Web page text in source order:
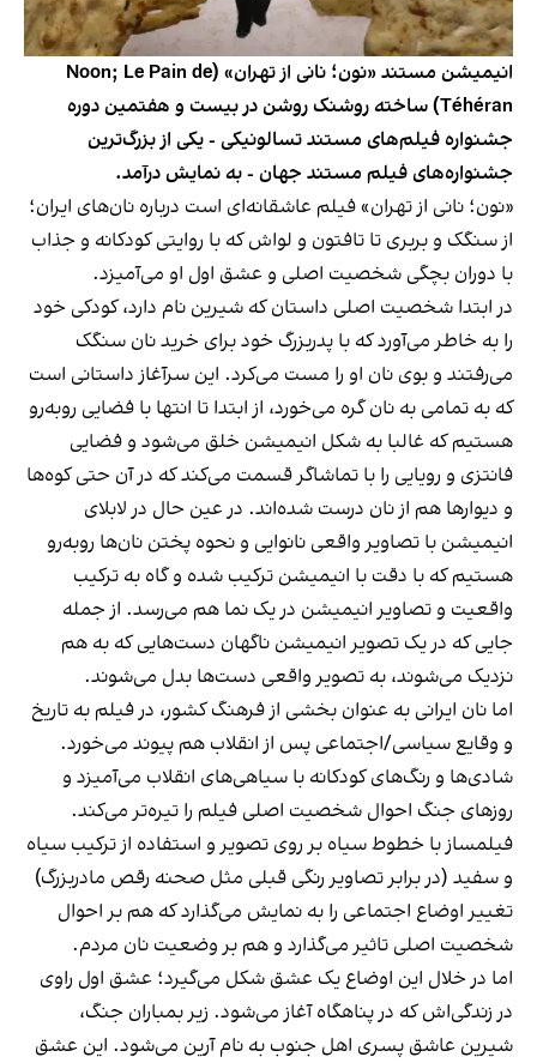
انیمیشن مستند «نون؛ نانی از تهران» (Noon; Le Pain de
Téhéran) ساخته روشنک روشن در بیست و هفتمین دوره
جشنواره فیلم‌های مستند تسالونیکی - یکی از بزرگ‌ترین
جشنواره‌های فیلم مستند جهان - به نمایش درآمد.
«نون؛ نانی از تهران» فیلم عاشقانه‌ای است درباره نان‌های ایران؛
از سنگک و بربری تا تافتون و لواش که با روایتی کودکانه و جذاب
با دوران بچگی شخصیت اصلی و عشق اول او می‌آمیزد.
در ابتدا شخصیت اصلی داستان که شیرین نام دارد، کودکی خود
را به خاطر می‌آورد که با پدربزرگ خود برای خرید نان سنگک
می‌رفتند و بوی نان او را مست می‌کرد. این سرآغاز داستانی است
که به تمامی به نان گره می‌خورد، از ابتدا تا انتها با فضایی روبه‌رو
هستیم که غالبا به شکل انیمیشن خلق می‌شود و فضایی
فانتزی و رویایی را با تماشاگر قسمت می‌کند که در آن حتی کوه‌ها
و دیوارها هم از نان درست شده‌اند. در عین حال در لابلای
انیمیشن با تصاویر واقعی نانوایی و نحوه پختن نان‌ها روبه‌رو
هستیم که با دقت با انیمیشن ترکیب شده و گاه به ترکیب
واقعیت و تصاویر انیمیشن در یک نما هم می‌رسد. از جمله
جایی که در یک تصویر انیمیشن ناگهان دست‌هایی که به هم
نزدیک می‌شوند، به تصویر واقعی دست‌ها بدل می‌شوند.
اما نان ایرانی به عنوان بخشی از فرهنگ کشور، در فیلم به تاریخ
و وقایع سیاسی/اجتماعی پس از انقلاب هم پیوند می‌خورد.
شادی‌ها و رنگ‌های کودکانه با سیاهی‌های انقلاب می‌آمیزد و
روزهای جنگ احوال شخصیت اصلی فیلم را تیره‌تر می‌کند.
فیلمساز با خطوط سیاه بر روی تصویر و استفاده از ترکیب سیاه
و سفید (در برابر تصاویر رنگی قبلی مثل صحنه رقص مادربزرگ)
تغییر اوضاع اجتماعی را به نمایش می‌گذارد که هم بر احوال
شخصیت اصلی تاثیر می‌گذارد و هم بر وضعیت نان مردم.
اما در خلال این اوضاع یک عشق شکل می‌گیرد؛ عشق اول راوی
در زندگی‌اش که در پناهگاه آغاز می‌شود. زیر بمباران جنگ،
شیرین عاشق پسری اهل جنوب به نام آرین می‌شود. این عشق